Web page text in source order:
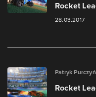
Rocket
28.03.2017
Patryk
Rocket